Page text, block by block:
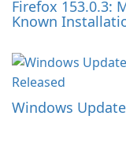
Firefox 153.0.3:
Known
Windows